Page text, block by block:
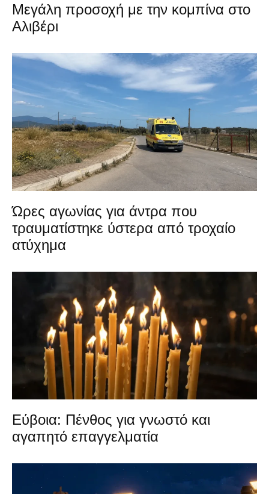
Μεγάλη προσοχή με την κομπίνα στο
Αλιβέρι
Ώρες αγωνίας για άντρα που
τραυματίστηκε ύστερα από τροχαίο
ατύχημα
Εύβοια: Πένθος για γνωστό και
αγαπητό επαγγελματία